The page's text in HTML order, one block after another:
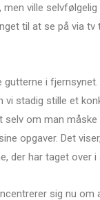
ville
til at se på via tv
i
vi stadig stille et
om man
opgaver. Det
der har taget over
sig nu